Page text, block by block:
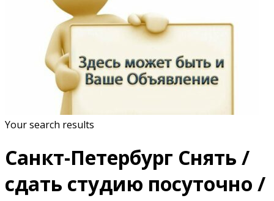
Your search results
Санкт-Петербург Снять /
сдать студию посуточно /